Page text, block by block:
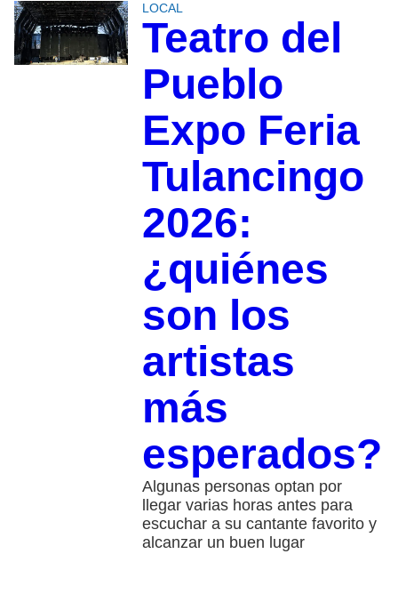
LOCAL
Teatro del
Pueblo
Expo Feria
Tulancingo
2026:
¿quiénes
son los
artistas
más
esperados?
Algunas personas optan por
llegar varias horas antes para
escuchar a su cantante favorito y
alcanzar un buen lugar